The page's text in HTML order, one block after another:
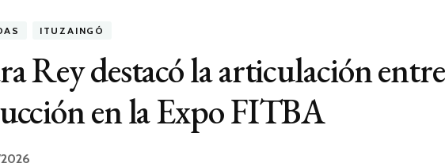
ITUZAINGÓ
Rey destacó la articulación
en la Expo FITBA